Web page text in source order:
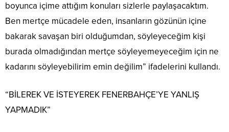
boyunca içime attığım konuları sizlerle paylaşacaktım.
Ben mertçe mücadele eden, insanların gözünün içine
bakarak savaşan biri olduğumdan, söyleyeceğim kişi
burada olmadığından mertçe söyleyemeyeceğim için ne
kadarını söyleyebilirim emin değilim” ifadelerini kullandı.
“BİLEREK VE İSTEYEREK FENERBAHÇE’YE YANLIŞ
YAPMADIK”